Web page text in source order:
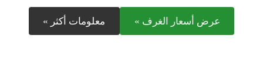
عرض أسعار الغرف » معلومات أكثر »